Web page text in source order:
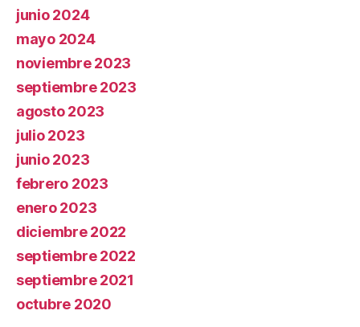
junio 2024
mayo 2024
noviembre 2023
septiembre 2023
agosto 2023
julio 2023
junio 2023
febrero 2023
enero 2023
diciembre 2022
septiembre 2022
septiembre 2021
octubre 2020